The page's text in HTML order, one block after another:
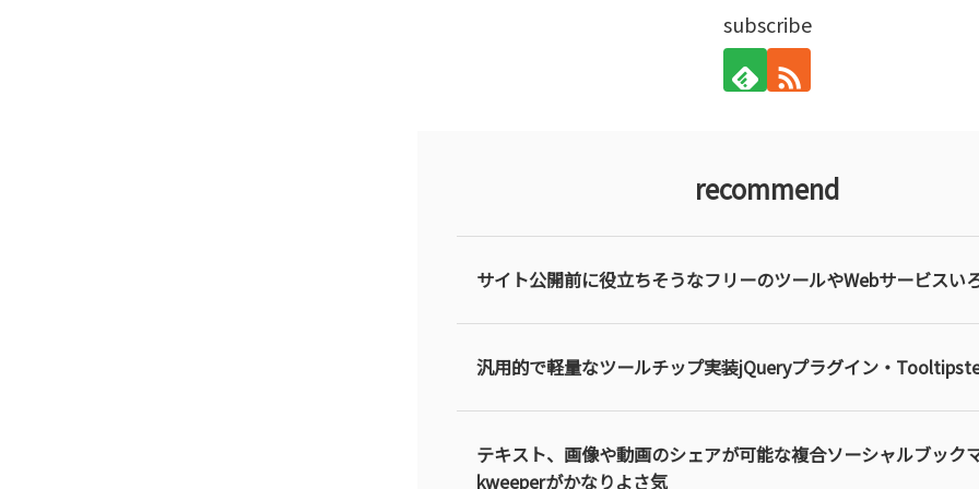
subscribe
recommend
サイト公開前に役立ちそうなフリーのツールやWebサービスい
汎用的で軽量なツールチップ実装jQueryプラグイン・
テキスト、画像や動画のシェアが可能な複合ソーシャルブック
kweeperがかなりよさ気